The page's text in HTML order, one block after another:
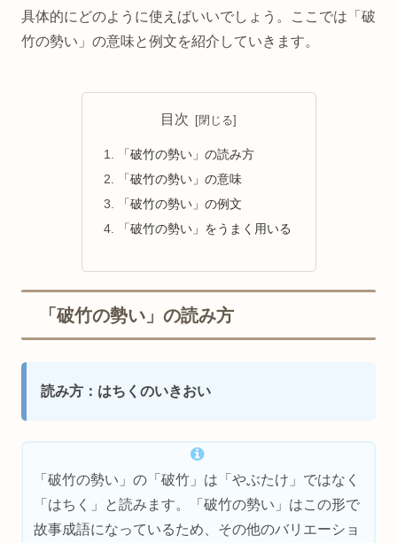
具体的にどのように使えばいいでしょう。ここでは「破
竹の勢い」の意味と例文を紹介していきます。
目次
「破竹の勢い」の読み方
「破竹の勢い」の意味
「破竹の勢い」の例文
「破竹の勢い」をうまく用いる
「破竹の勢い」の読み方
読み方：はちくのいきおい
「破竹の勢い」の「破竹」は「やぶたけ」ではなく
「はちく」と読みます。「破竹の勢い」はこの形で
故事成語になっているため、その他のバリエーショ